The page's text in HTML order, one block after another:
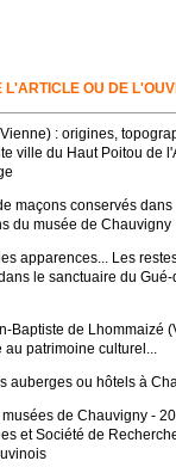
L'ARTICLE OU DE
: origines,
ville du Haut Poitou de
maçons conservés
du musée de Chauvigny
apparences... Les
le sanctuaire du
Baptiste de Lhommaizé
patrimoine culturel...
auberges ou hôtels à
de Chauvigny -
et Société de